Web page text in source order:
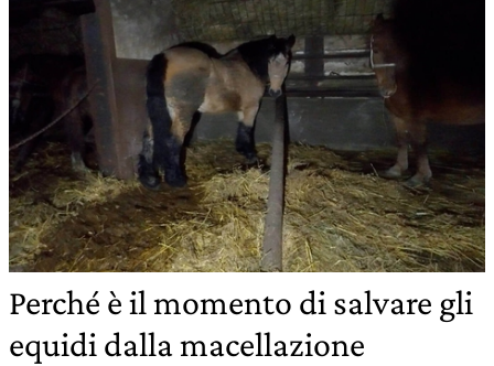
Perché è il momento di salvare gli
equidi dalla macellazione